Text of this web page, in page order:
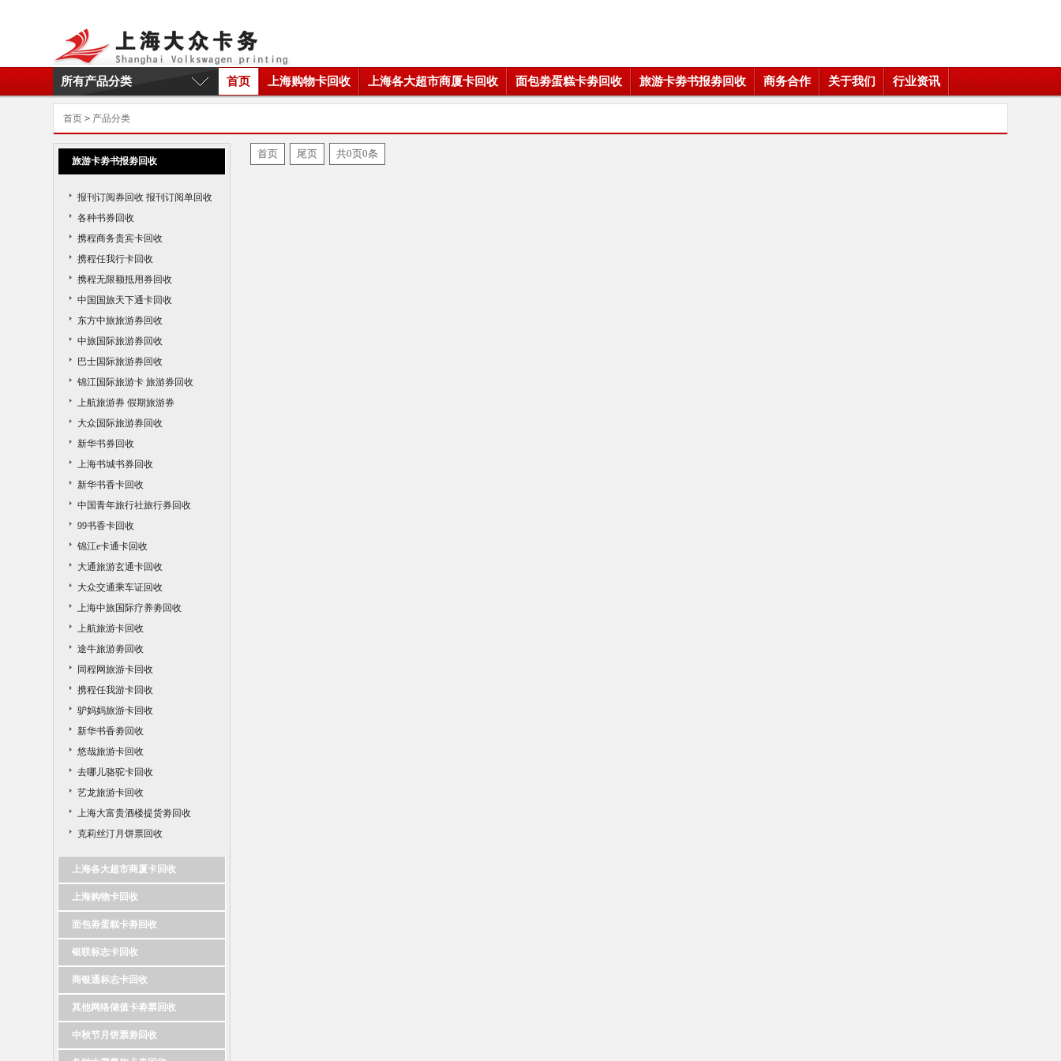
首页 上海购物卡回收 上海各大超市商厦卡回收 面包劵蛋糕卡劵回收 旅游卡劵书报劵回收 商务合作 关于我们 行业资讯
所有产品分类
首页 > 产品分类
旅游卡劵书报劵回收
报刊订阅券回收 报刊订阅单回收
各种书券回收
携程商务贵宾卡回收
携程任我行卡回收
携程无限额抵用券回收
中国国旅天下通卡回收
东方中旅旅游券回收
中旅国际旅游券回收
巴士国际旅游券回收
锦江国际旅游卡 旅游券回收
上航旅游券 假期旅游券
大众国际旅游券回收
新华书券回收
上海书城书券回收
新华书香卡回收
中国青年旅行社旅行券回收
99书香卡回收
锦江e卡通卡回收
大通旅游玄通卡回收
大众交通乘车证回收
上海中旅国际疗养劵回收
上航旅游卡回收
途牛旅游劵回收
同程网旅游卡回收
携程任我游卡回收
驴妈妈旅游卡回收
新华书香劵回收
悠哉旅游卡回收
去哪儿骆驼卡回收
艺龙旅游卡回收
上海大富贵酒楼提货劵回收
克莉丝汀月饼票回收
上海各大超市商厦卡回收
上海购物卡回收
面包劵蛋糕卡劵回收
银联标志卡回收
商银通标志卡回收
其他网络储值卡劵票回收
中秋节月饼票劵回收
首页 尾页 共0页0条